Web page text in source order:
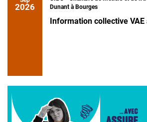
2026
Dunant à Bourges
Information collective VAE